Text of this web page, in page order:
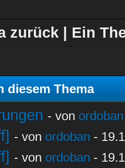
zurück Ein
diesem Thema
- von ordoban
- von ordoban -
- von ordoban -